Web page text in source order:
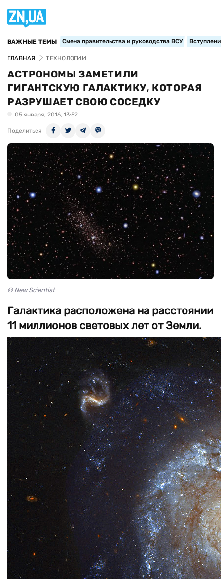
ВАЖНЫЕ ТЕМЫ Смена правительства и руководства ВСУ
ГЛАВНАЯ ТЕХНОЛОГИИ
АСТРОНОМЫ ЗАМЕТИЛИ
ГИГАНТСКУЮ ГАЛАКТИКУ, КОТОРАЯ
РАЗРУШАЕТ СВОЮ СОСЕДКУ
05 января, 2016, 13:52
Поделиться
© New Scientist
Галактика расположена на расстоянии
11 миллионов световых лет от Земли.